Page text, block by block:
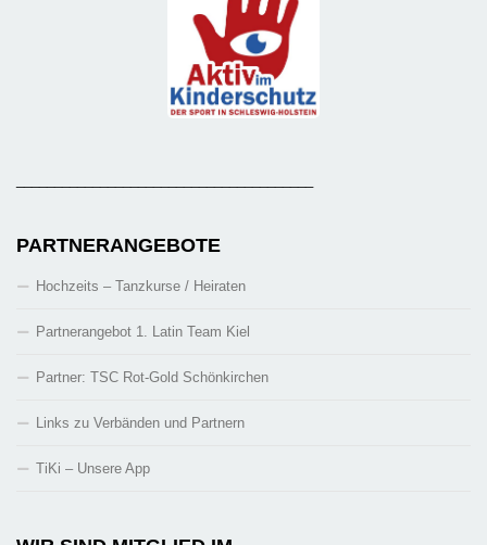
PARTNERANGEBOTE
Hochzeits – Tanzkurse / Heiraten
Partnerangebot 1. Latin Team Kiel
Partner: TSC Rot-Gold Schönkirchen
Links zu Verbänden und Partnern
TiKi – Unsere App